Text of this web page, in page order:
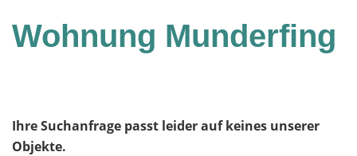
Wohnung Munderfing
Ihre Suchanfrage passt leider auf keines unserer
Objekte.